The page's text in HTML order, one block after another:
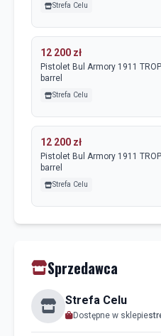
Strefa Celu
12 200 zł
Pistolet Bul Armory 1911
barrel
Strefa Celu
12 200 zł
Pistolet Bul Armory 1911
barrel
Strefa Celu
Sprzedawca
Strefa Celu
Dostępne w sklepie